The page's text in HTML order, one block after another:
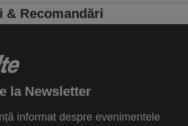
& Recomandări
la Newsletter
informat despre evenimentele